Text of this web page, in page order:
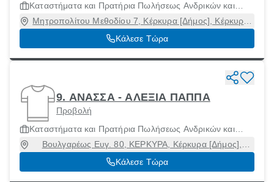
Καταστήματα και Πρατήρια Πωλήσεως Ανδρικών και
Γυναίκειων Ενδυμάτων και Αξεσουάρ
Μητροπολίτου Μεθοδίου 7, Κέρκυρα [Δήμος], Κέρκυρα,
49100
Κάλεσε Τώρα
9. ΑΝΑΣΣΑ - ΑΛΕΞΙΑ ΠΑΠΠΑ
Προβολή
Καταστήματα και Πρατήρια Πωλήσεως Ανδρικών και
Γυναίκειων Ενδυμάτων και Αξεσουάρ
Βουλγαρέως Ευγ. 80, ΚΕΡΚΥΡΑ, Κέρκυρα [Δήμος],
Κέρκυρα, 49100
Κάλεσε Τώρα